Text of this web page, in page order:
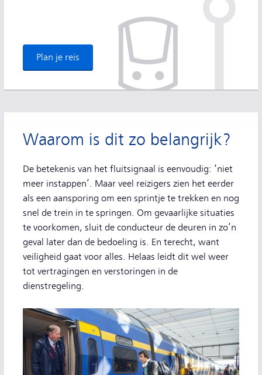
Plan je reis
Waarom is dit zo belangrijk?
De betekenis van het fluitsignaal is eenvoudig: ‘niet
meer instappen’. Maar veel reizigers zien het eerder
als een aansporing om een sprintje te trekken en nog
snel de trein in te springen. Om gevaarlijke situaties
te voorkomen, sluit de conducteur de deuren in zo’n
geval later dan de bedoeling is. En terecht, want
veiligheid gaat voor alles. Helaas leidt dit wel weer
tot vertragingen en verstoringen in de
dienstregeling.